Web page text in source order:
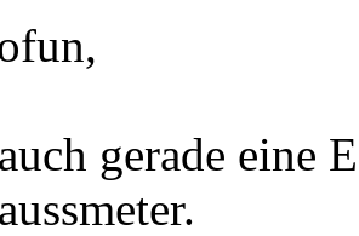
gerade eine